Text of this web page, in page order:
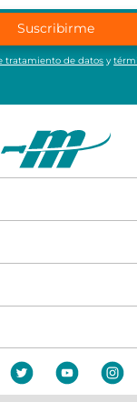
Suscribirme
tratamiento de datos y